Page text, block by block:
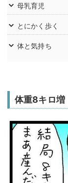
母乳育児
とにかく歩く
体と気持ち
体重8キロ増